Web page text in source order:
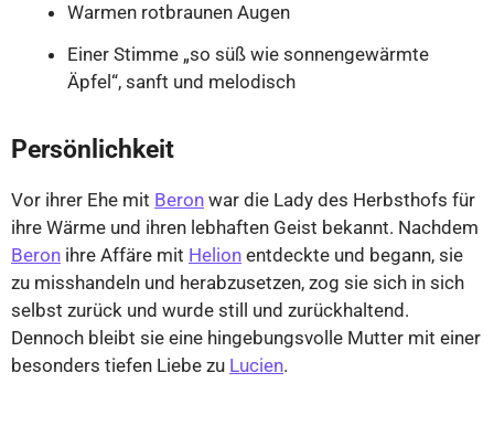
Warmen rotbraunen Augen
Einer Stimme „so süß wie sonnengewärmte
Äpfel“, sanft und melodisch
Persönlichkeit
Vor ihrer Ehe mit Beron war die Lady des Herbsthofs für
ihre Wärme und ihren lebhaften Geist bekannt. Nachdem
Beron ihre Affäre mit Helion entdeckte und begann, sie
zu misshandeln und herabzusetzen, zog sie sich in sich
selbst zurück und wurde still und zurückhaltend.
Dennoch bleibt sie eine hingebungsvolle Mutter mit einer
besonders tiefen Liebe zu Lucien.